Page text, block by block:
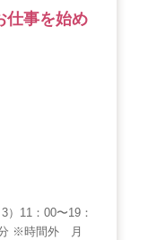
仕事を始め
）11：00〜19：
※時間外 月